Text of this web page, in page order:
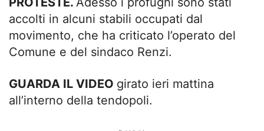
accolti in alcuni stabili occupati dal
movimento, che ha criticato l’operato del
Comune e del sindaco Renzi.
GUARDA IL VIDEO girato ieri mattina
all’interno della tendopoli.